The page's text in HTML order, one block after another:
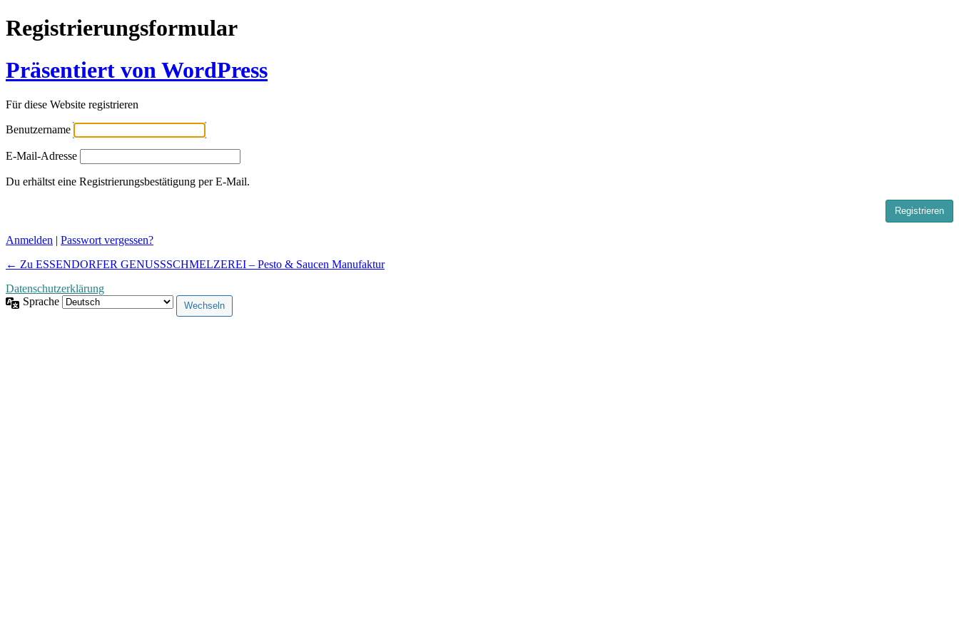
Registrierungsformular
Präsentiert von WordPress
Für diese Website registrieren
Benutzername
E-Mail-Adresse
Du erhältst eine Registrierungsbestätigung per E-Mail.
Anmelden | Passwort vergessen?
← Zu ESSENDORFER GENUSSSCHMELZEREI – Pesto & Saucen Manufaktur
Datenschutzerklärung
Sprache